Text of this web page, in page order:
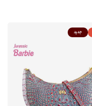
جدید